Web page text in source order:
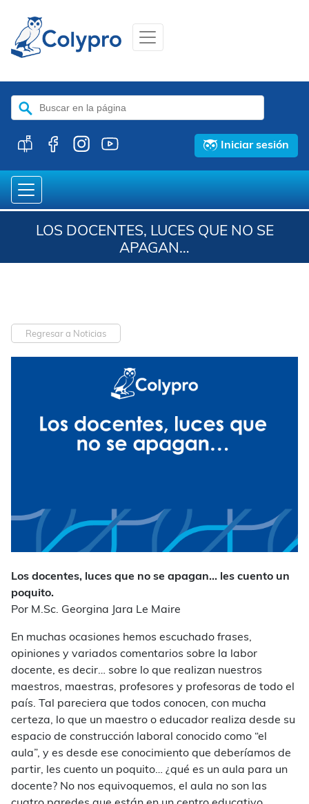
Buscar:
Iniciar sesión
LOS DOCENTES, LUCES QUE NO SE
APAGAN…
Regresar a Noticias
Los docentes, luces que no se apagan… les cuento un
poquito.
Por M.Sc. Georgina Jara Le Maire
En muchas ocasiones hemos escuchado frases,
opiniones y variados comentarios sobre la labor
docente, es decir… sobre lo que realizan nuestros
maestros, maestras, profesores y profesoras de todo el
país. Tal pareciera que todos conocen, con mucha
certeza, lo que un maestro o educador realiza desde su
espacio de construcción laboral conocido como “el
aula”, y es desde ese conocimiento que deberíamos de
partir, les cuento un poquito… ¿qué es un aula para un
docente? No nos equivoquemos, el aula no son las